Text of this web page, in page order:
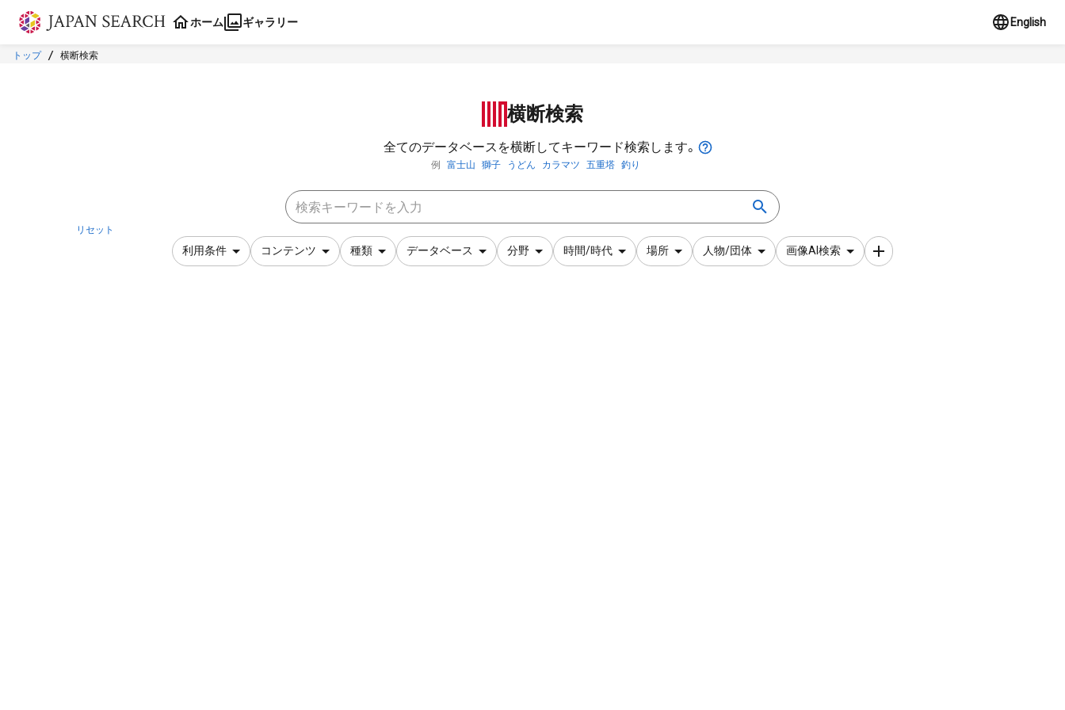
本文に飛ぶ
ホーム ギャラリー English
トップ 横断検索
横断検索
全てのデータベースを横断してキーワード検索します。
例 富士山 獅子 うどん カラマツ 五重塔 釣り
リセット
利用条件 コンテンツ 種類 データベース 分野 時間/時代 場所 人物/団体 画像AI検索